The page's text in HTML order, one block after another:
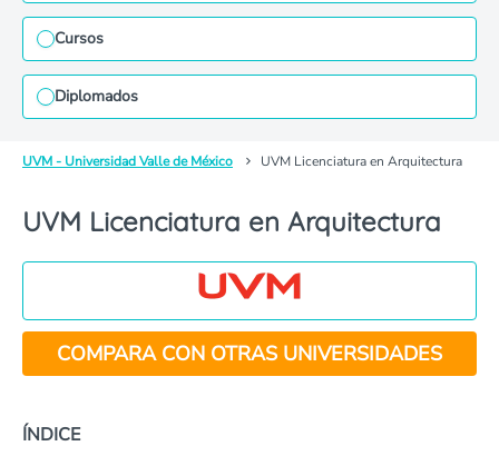
Cursos
Diplomados
UVM - Universidad Valle de México UVM Licenciatura en Arquitectura
UVM Licenciatura en Arquitectura
COMPARA CON OTRAS UNIVERSIDADES
ÍNDICE